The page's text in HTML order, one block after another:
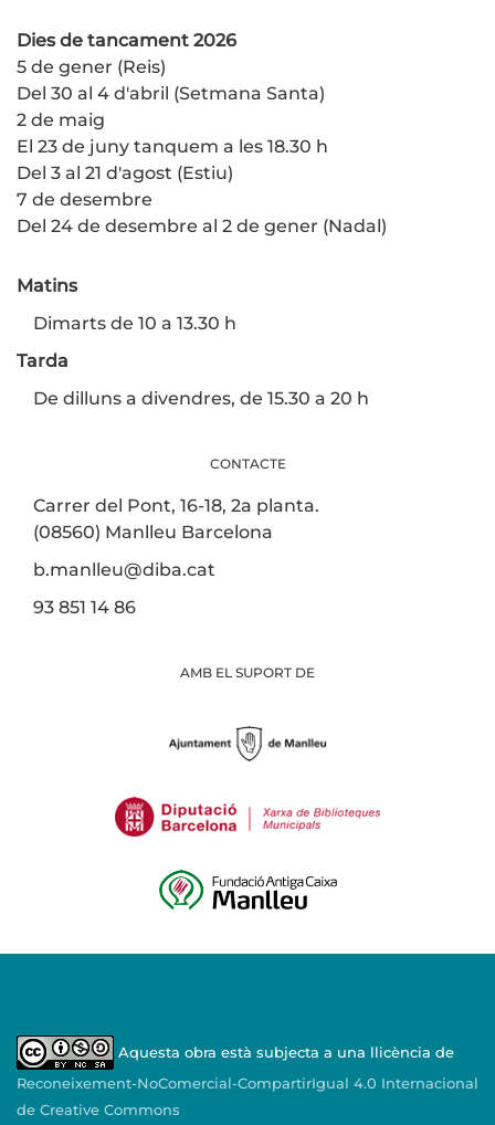
Dies de tancament 2026
5 de gener (Reis)
Del 30 al 4 d'abril (Setmana Santa)
2 de maig
El 23 de juny tanquem a les 18.30 h
Del 3 al 21 d'agost (Estiu)
7 de desembre
Del 24 de desembre al 2 de gener (Nadal)
Matins
Dimarts de 10 a 13.30 h
Tarda
De dilluns a divendres, de 15.30 a 20 h
CONTACTE
Carrer del Pont, 16-18, 2a planta.
(08560) Manlleu Barcelona
b.manlleu@diba.cat
93 851 14 86
AMB EL SUPORT DE
Aquesta obra està subjecta a una llicència de
Reconeixement-NoComercial-CompartirIgual 4.0 Internacional
de Creative Commons